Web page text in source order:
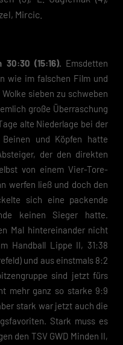
Mircic.
(15:16). Emsdetten
wie im falschen Film und
sieben zu schweben
große Überraschung
alte Niederlage bei der
und Köpfen hatte
der den direkten
von einem Vier-Tore-
werfen ließ und doch den
sich eine packende
keinen Sieger hatte.
Mal hintereinander nicht
Handball Lippe II, 31:38
und aus einstmals 8:2
sind jetzt fürs
mehr ganz so starke 9:9
stark war jetzt auch die
Stark muss es
den TSV GWD Minden II,
Funktionen und sind für die
anzeigen
Datenschutzerklärung